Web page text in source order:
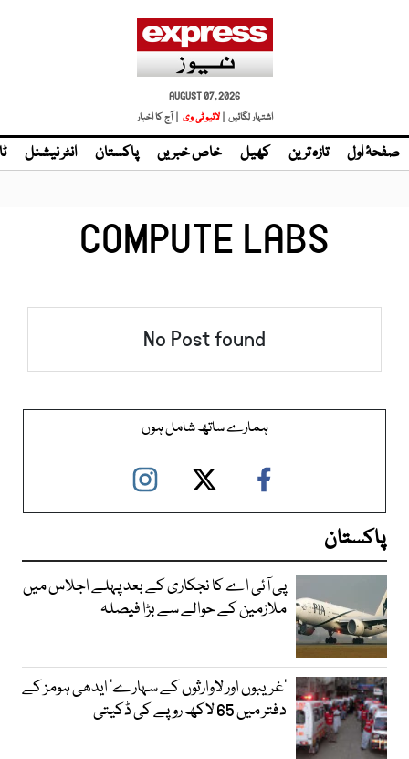
AUGUST 07, 2026
اشتہار لگائیں | لائیو ٹی وی | آج کا اخبار
صفحۂ اول تازہ ترین کھیل خاص خبریں پاکستان انٹر نیشنل
COMPUTE LABS
No Post found
ہمارے ساتھ شامل ہوں
پاکستان
پی آئی اے کا نجکاری کے بعد پہلے اجلاس میں
ملازمین کے حوالے سے بڑا فیصلہ
’غریبوں اور لاوارثوں کے سہارے‘ ایدھی ہومز کے
دفتر میں 65 لاکھ روپے کی ڈکیتی